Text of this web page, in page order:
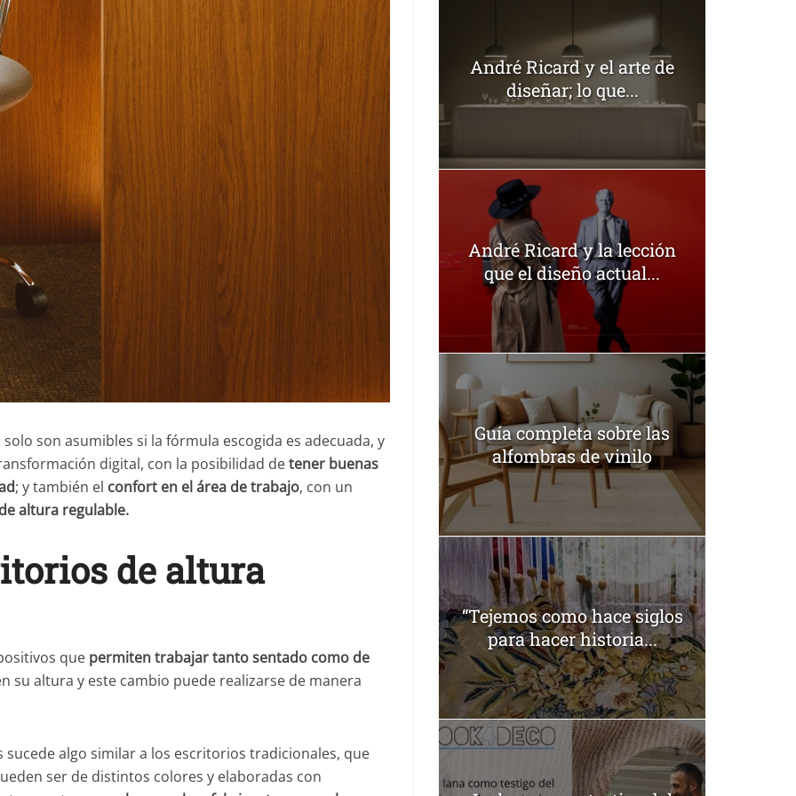
son asumibles si la fórmula escogida es adecuada, y
digital, con la posibilidad detener buenas
; y también el confort en el área de trabajo, con un
altura regulable.
de altura
que permiten trabajar tanto sentado como de
su altura y este cambio puede realizarse de manera
algo similar a los escritorios tradicionales, que
ser de distintos colores y elaboradas con
André Ricard y el arte de
diseñar; lo que...
André Ricard y la lección
que el diseño actual...
Guía completa sobre las
alfombras de vinilo
“Tejemos como hace siglos
para hacer historia...